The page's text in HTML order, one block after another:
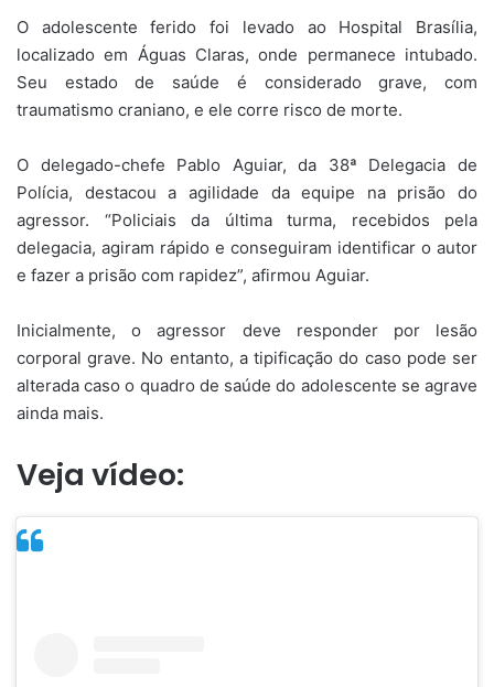
O adolescente ferido foi levado ao Hospital Brasília,
localizado em Águas Claras, onde permanece intubado.
Seu estado de saúde é considerado grave, com
traumatismo craniano, e ele corre risco de morte.
O delegado-chefe Pablo Aguiar, da 38ª Delegacia de
Polícia, destacou a agilidade da equipe na prisão do
agressor. “Policiais da última turma, recebidos pela
delegacia, agiram rápido e conseguiram identificar o autor
e fazer a prisão com rapidez”, afirmou Aguiar.
Inicialmente, o agressor deve responder por lesão
corporal grave. No entanto, a tipificação do caso pode ser
alterada caso o quadro de saúde do adolescente se agrave
ainda mais.
Veja vídeo: